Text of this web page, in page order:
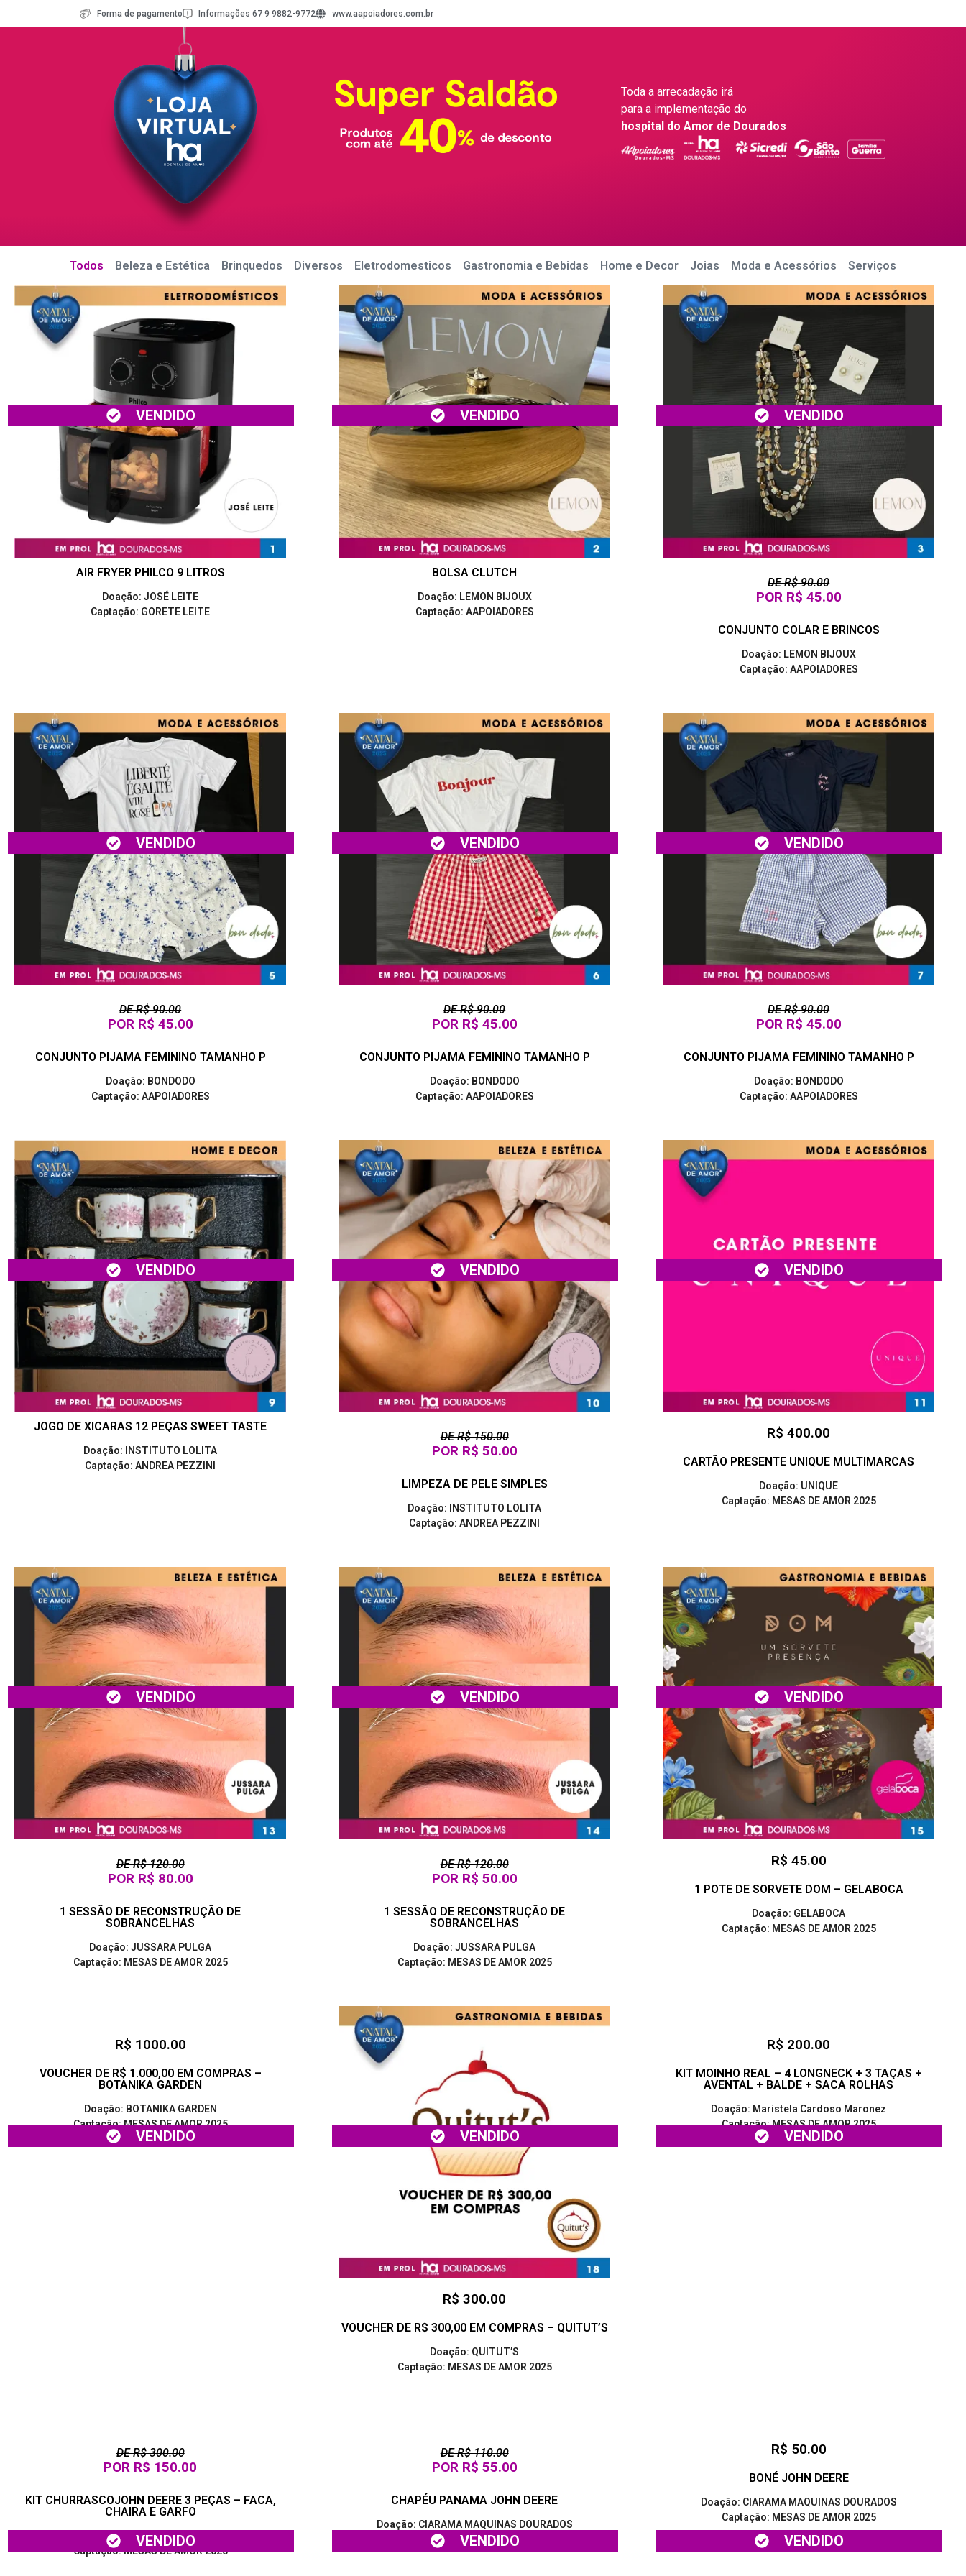
Forma de pagamento Informações 67 9 9882-9772 www.aapoiadores.com.br
Toda a arrecadação irá
para a implementação do
hospital do Amor de Dourados
Beleza e Estética Brinquedos Diversos Eletrodomesticos Gastronomia e Bebidas Home e Decor Joias Moda e Acessórios Serviços
Todos
VENDIDO
AIR FRYER PHILCO 9 LITROS
Doação: JOSÉ LEITE
Captação: GORETE LEITE
VENDIDO
BOLSA CLUTCH
Doação: LEMON BIJOUX
Captação: AAPOIADORES
DE R$ 90.00
POR R$ 45.00
VENDIDO
CONJUNTO COLAR E BRINCOS
Doação: LEMON BIJOUX
Captação: AAPOIADORES
DE R$ 90.00
POR R$ 45.00
VENDIDO
CONJUNTO PIJAMA FEMININO TAMANHO P
Doação: BONDODO
Captação: AAPOIADORES
DE R$ 90.00
POR R$ 45.00
VENDIDO
CONJUNTO PIJAMA FEMININO TAMANHO P
Doação: BONDODO
Captação: AAPOIADORES
DE R$ 90.00
POR R$ 45.00
VENDIDO
CONJUNTO PIJAMA FEMININO TAMANHO P
Doação: BONDODO
Captação: AAPOIADORES
VENDIDO
JOGO DE XICARAS 12 PEÇAS SWEET TASTE
Doação: INSTITUTO LOLITA
Captação: ANDREA PEZZINI
DE R$ 150.00
POR R$ 50.00
VENDIDO
LIMPEZA DE PELE SIMPLES
Doação: INSTITUTO LOLITA
Captação: ANDREA PEZZINI
R$ 400.00
VENDIDO
CARTÃO PRESENTE UNIQUE MULTIMARCAS
Doação: UNIQUE
Captação: MESAS DE AMOR 2025
DE R$ 120.00
POR R$ 80.00
VENDIDO
1 SESSÃO DE RECONSTRUÇÃO DE
SOBRANCELHAS
Doação: JUSSARA PULGA
Captação: MESAS DE AMOR 2025
DE R$ 120.00
POR R$ 50.00
VENDIDO
1 SESSÃO DE RECONSTRUÇÃO DE
SOBRANCELHAS
Doação: JUSSARA PULGA
Captação: MESAS DE AMOR 2025
R$ 45.00
VENDIDO
1 POTE DE SORVETE DOM – GELABOCA
Doação: GELABOCA
Captação: MESAS DE AMOR 2025
R$ 1000.00
VENDIDO
VOUCHER DE R$ 1.000,00 EM COMPRAS –
BOTANIKA GARDEN
Doação: BOTANIKA GARDEN
Captação: MESAS DE AMOR 2025
R$ 300.00
VENDIDO
VOUCHER DE R$ 300,00 EM COMPRAS – QUITUT’S
Doação: QUITUT’S
Captação: MESAS DE AMOR 2025
R$ 200.00
VENDIDO
KIT MOINHO REAL – 4 LONGNECK + 3 TAÇAS +
AVENTAL + BALDE + SACA ROLHAS
Doação: Maristela Cardoso Maronez
Captação: MESAS DE AMOR 2025
DE R$ 300.00
POR R$ 150.00
VENDIDO
KIT CHURRASCOJOHN DEERE 3 PEÇAS – FACA,
CHAIRA E GARFO
Doação: CIARAMA MAQUINAS DOURADOS
Captação: MESAS DE AMOR 2025
DE R$ 110.00
POR R$ 55.00
VENDIDO
CHAPÉU PANAMA JOHN DEERE
Doação: CIARAMA MAQUINAS DOURADOS
Captação: MESAS DE AMOR 2025
R$ 50.00
VENDIDO
BONÉ JOHN DEERE
Doação: CIARAMA MAQUINAS DOURADOS
Captação: MESAS DE AMOR 2025